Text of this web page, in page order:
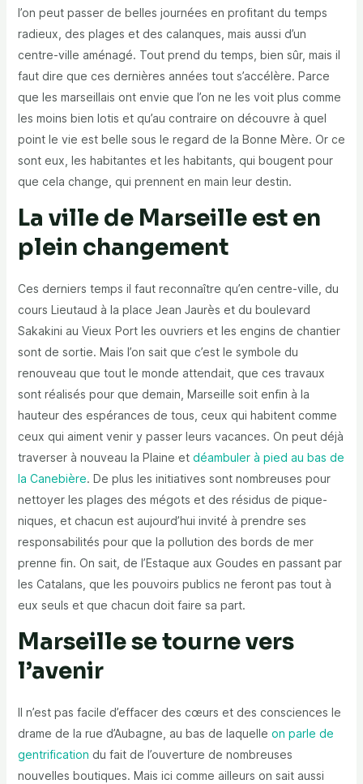
l’on peut passer de belles journées en profitant du temps
radieux, des plages et des calanques, mais aussi d’un
centre-ville aménagé. Tout prend du temps, bien sûr, mais il
faut dire que ces dernières années tout s’accélère. Parce
que les marseillais ont envie que l’on ne les voit plus comme
les moins bien lotis et qu’au contraire on découvre à quel
point le vie est belle sous le regard de la Bonne Mère. Or ce
sont eux, les habitantes et les habitants, qui bougent pour
que cela change, qui prennent en main leur destin.
La ville de Marseille est en
plein changement
Ces derniers temps il faut reconnaître qu’en centre-ville, du
cours Lieutaud à la place Jean Jaurès et du boulevard
Sakakini au Vieux Port les ouvriers et les engins de chantier
sont de sortie. Mais l’on sait que c’est le symbole du
renouveau que tout le monde attendait, que ces travaux
sont réalisés pour que demain, Marseille soit enfin à la
hauteur des espérances de tous, ceux qui habitent comme
ceux qui aiment venir y passer leurs vacances. On peut déjà
traverser à nouveau la Plaine et déambuler à pied au bas de
la Canebière. De plus les initiatives sont nombreuses pour
nettoyer les plages des mégots et des résidus de pique-
niques, et chacun est aujourd’hui invité à prendre ses
responsabilités pour que la pollution des bords de mer
prenne fin. On sait, de l’Estaque aux Goudes en passant par
les Catalans, que les pouvoirs publics ne feront pas tout à
eux seuls et que chacun doit faire sa part.
Marseille se tourne vers
l’avenir
Il n’est pas facile d’effacer des cœurs et des consciences le
drame de la rue d’Aubagne, au bas de laquelle on parle de
gentrification du fait de l’ouverture de nombreuses
nouvelles boutiques. Mais ici comme ailleurs on sait aussi